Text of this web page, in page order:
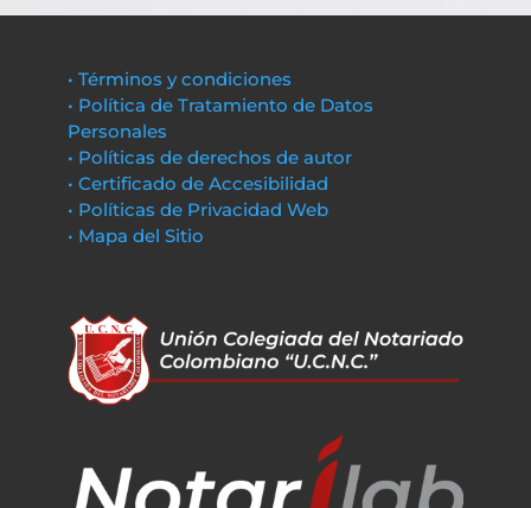
• Términos y condiciones
• Política de Tratamiento de Datos
Personales
• Políticas de derechos de autor
• Certificado de Accesibilidad
• Políticas de Privacidad Web
• Mapa del Sitio